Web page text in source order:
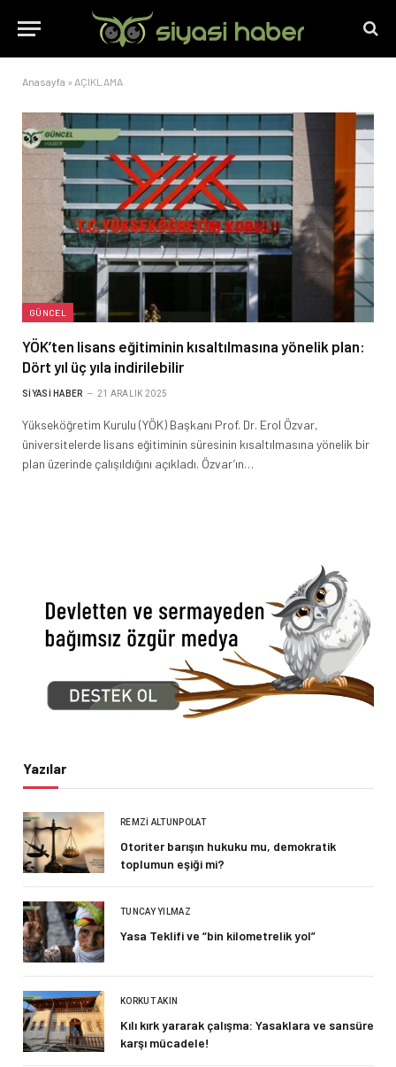
Anasayfa » AÇIKLAMA
GÜNCEL
YÖK’ten lisans eğitiminin kısaltılmasına yönelik plan:
Dört yıl üç yıla indirilebilir
SIYASI HABER 21 ARALIK 2025
Yükseköğretim Kurulu (YÖK) Başkanı Prof. Dr. Erol Özvar,
üniversitelerde lisans eğitiminin süresinin kısaltılmasına yönelik bir
plan üzerinde çalışıldığını açıkladı. Özvar’ın…
Yazılar
REMZI ALTUNPOLAT
Otoriter barışın hukuku mu, demokratik
toplumun eşiği mi?
TUNCAY YILMAZ
Yasa Teklifi ve “bin kilometrelik yol”
KORKUT AKIN
Kılı kırk yararak çalışma: Yasaklara ve sansüre
karşı mücadele!